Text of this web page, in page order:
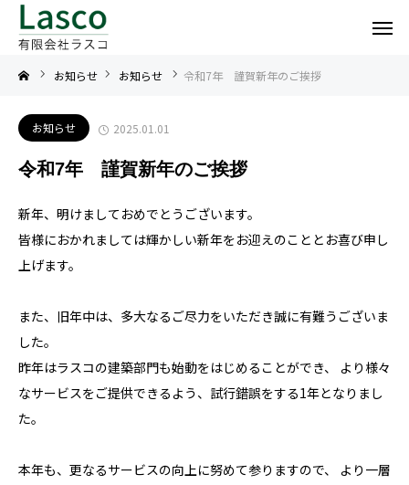
お知らせ お知らせ 令和7年 謹賀新年のご挨拶
お知らせ 2025.01.01
令和7年 謹賀新年のご挨拶
新年、明けましておめでとうございます。
皆様におかれましては輝かしい新年をお迎えのこととお喜び申し
上げます。
また、旧年中は、多大なるご尽力をいただき誠に有難うございま
した。
昨年はラスコの建築部門も始動をはじめることができ、 より様々
なサービスをご提供できるよう、試行錯誤をする1年となりまし
た。
本年も、更なるサービスの向上に努めて参りますので、 より一層